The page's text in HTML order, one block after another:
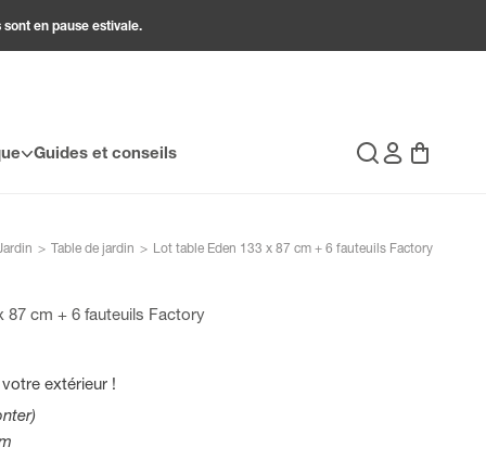
en pause estivale.
Guides et conseils
Recherche
Connexion
Panier
> Table de jardin > Lot table Eden 133 x 87 cm + 6 fauteuils Factory
87 cm + 6 fauteuils Factory
extérieur !